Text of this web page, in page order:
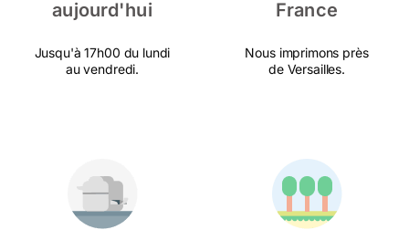
aujourd'hui
Jusqu'à 17h00 du lundi
au vendredi.
France
Nous imprimons près
de Versailles.